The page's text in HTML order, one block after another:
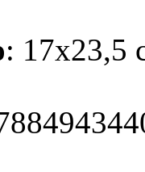
: 17x23,5